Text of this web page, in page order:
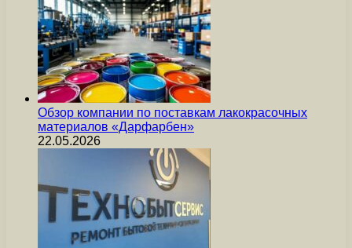
Обзор компании по поставкам лакокрасочных
материалов «Дарфарбен»
22.05.2026